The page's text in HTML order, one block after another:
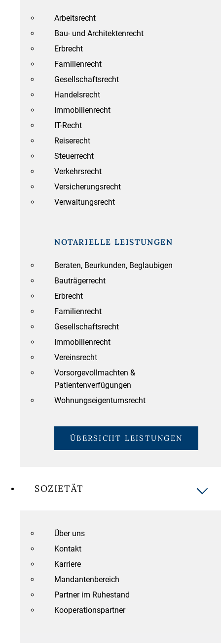
Arbeitsrecht
Bau- und Architektenrecht
Erbrecht
Familienrecht
Gesellschaftsrecht
Handelsrecht
Immobilienrecht
IT-Recht
Reiserecht
Steuerrecht
Verkehrsrecht
Versicherungsrecht
Verwaltungsrecht
NOTARIELLE LEISTUNGEN
Beraten, Beurkunden, Beglaubigen
Bauträgerrecht
Erbrecht
Familienrecht
Gesellschaftsrecht
Immobilienrecht
Vereinsrecht
Vorsorgevollmachten &
Patientenverfügungen
Wohnungseigentumsrecht
ÜBERSICHT LEISTUNGEN
SOZIETÄT
Über uns
Kontakt
Karriere
Mandantenbereich
Partner im Ruhestand
Kooperationspartner